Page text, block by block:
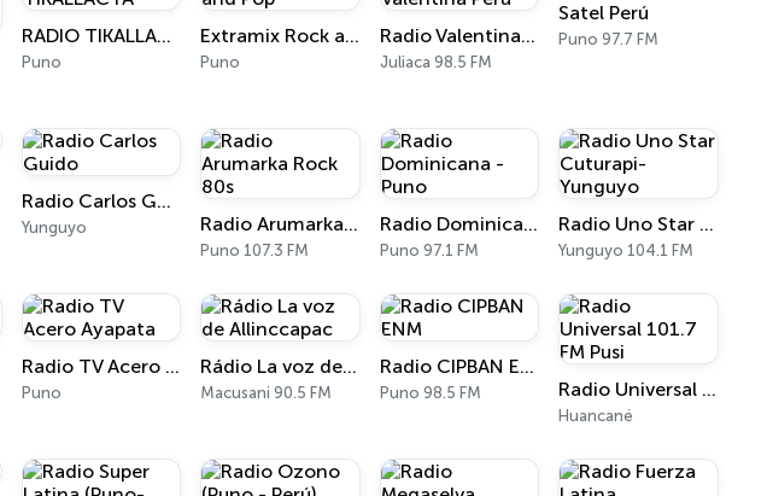
RADIO TIKALLACTA
Puno
Extramix Rock and Pop
Puno
Radio Valentina Peru
Juliaca 98.5 FM
Satel Perú
Puno 97.7 FM
Radio Carlos Guido
Yunguyo Radio Arumarka Rock 80s
Puno 107.3 FM
Radio Dominicana - Puno
Puno 97.1 FM
Radio Uno Star Cuturapi- Yunguyo
Yunguyo 104.1 FM
Radio TV Acero Ayapata
Puno
Rádio La voz de Allinccapac
Macusani 90.5 FM
Radio CIPBAN ENM
Puno 98.5 FM Radio Universal 101.7 FM Pusi
Huancané